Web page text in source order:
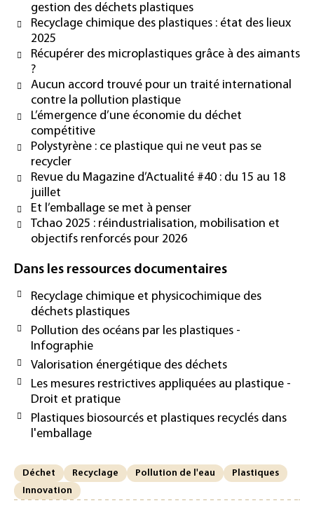
gestion des déchets plastiques
Recyclage chimique des plastiques : état des lieux
2025
Récupérer des microplastiques grâce à des aimants
?
Aucun accord trouvé pour un traité international
contre la pollution plastique
L’émergence d’une économie du déchet
compétitive
Polystyrène : ce plastique qui ne veut pas se
recycler
Revue du Magazine d’Actualité #40 : du 15 au 18
juillet
Et l’emballage se met à penser
Tchao 2025 : réindustrialisation, mobilisation et
objectifs renforcés pour 2026
Dans les ressources documentaires
Recyclage chimique et physicochimique des
déchets plastiques
Pollution des océans par les plastiques -
Infographie
Valorisation énergétique des déchets
Les mesures restrictives appliquées au plastique -
Droit et pratique
Plastiques biosourcés et plastiques recyclés dans
l'emballage
Déchet Recyclage Pollution de l'eau
Plastiques
Innovation